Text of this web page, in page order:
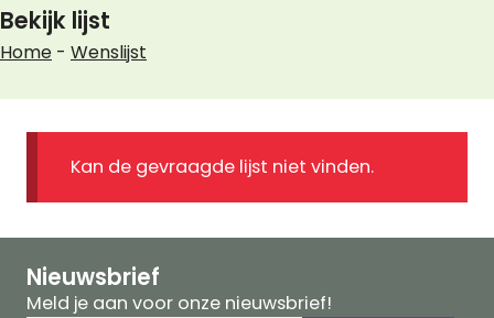
Bekijk lijst
Home - Wenslijst
Kan de gevraagde lijst niet vinden.
Nieuwsbrief
Meld je aan voor onze nieuwsbrief!